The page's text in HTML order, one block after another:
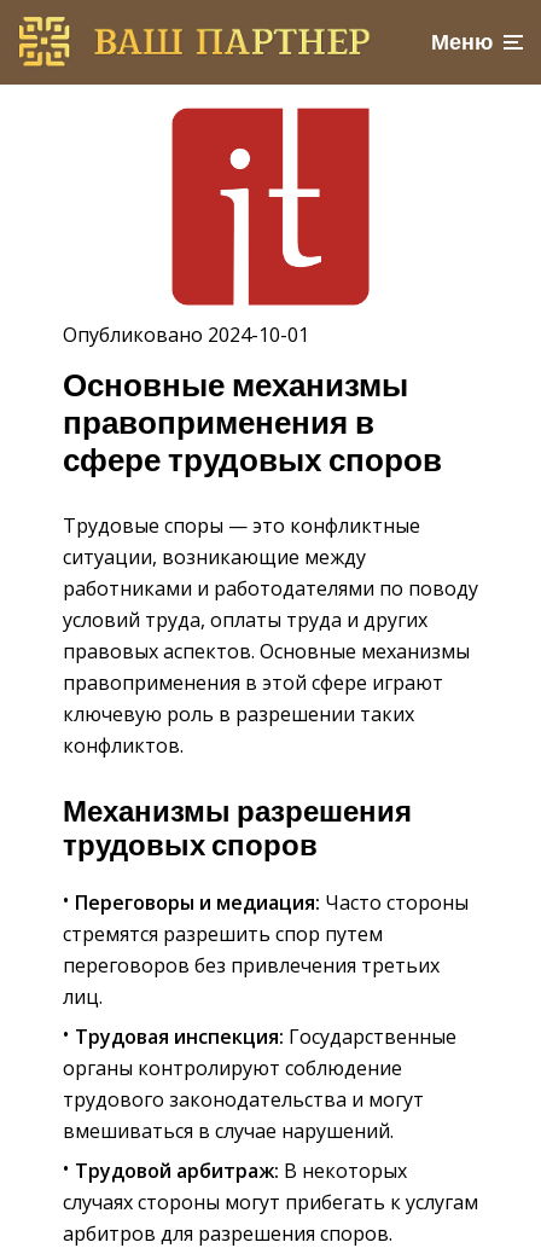
Меню
Опубликовано 2024-10-01
Основные механизмы
правоприменения в
сфере трудовых споров
Трудовые споры — это конфликтные
ситуации, возникающие между
работниками и работодателями по поводу
условий труда, оплаты труда и других
правовых аспектов. Основные механизмы
правоприменения в этой сфере играют
ключевую роль в разрешении таких
конфликтов.
Механизмы разрешения
трудовых споров
Переговоры и медиация: Часто стороны
стремятся разрешить спор путем
переговоров без привлечения третьих
лиц.
Трудовая инспекция: Государственные
органы контролируют соблюдение
трудового законодательства и могут
вмешиваться в случае нарушений.
Трудовой арбитраж: В некоторых
случаях стороны могут прибегать к услугам
арбитров для разрешения споров.